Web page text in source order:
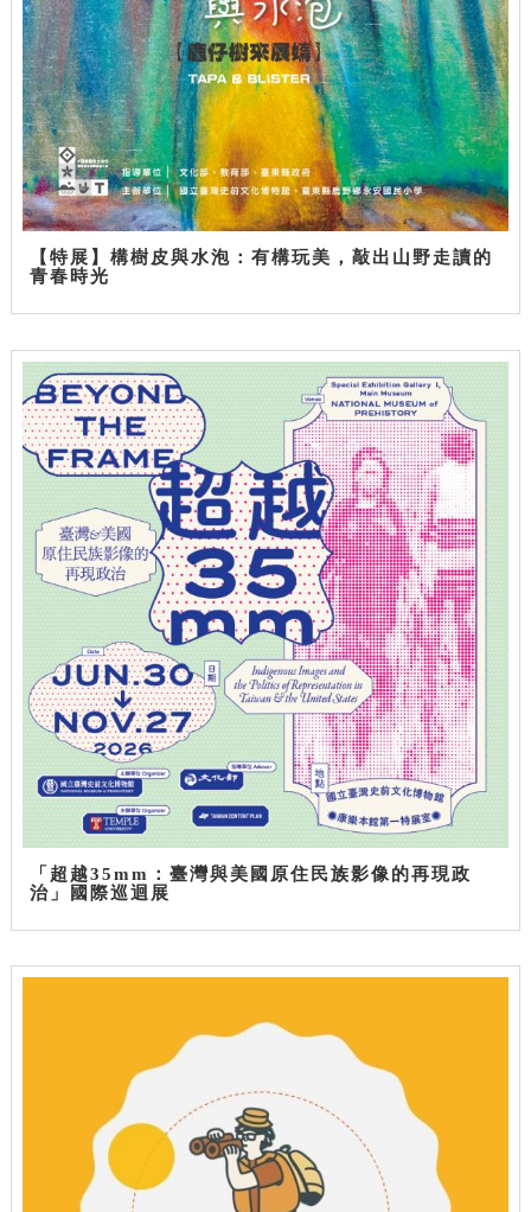
【特展】構樹皮與水泡：有構玩美，敲出山野走讀的
青春時光
「超越35mm：臺灣與美國原住民族影像的再現政
治」國際巡迴展